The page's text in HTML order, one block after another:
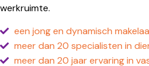
werkruimte.
een jong en dynamisch
meer dan 20 specialisten in
meer dan 20 jaar ervaring in